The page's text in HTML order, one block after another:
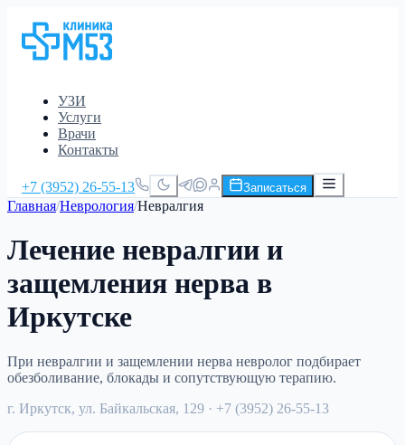
УЗИ
Услуги
Врачи
Контакты
+7 (3952) 26-55-13 Записаться
Главная/Неврология/Невралгия
Лечение невралгии и
защемления нерва в
Иркутске
При невралгии и защемлении нерва невролог подбирает
обезболивание, блокады и сопутствующую терапию.
г. Иркутск, ул. Байкальская, 129 · +7 (3952) 26-55-13